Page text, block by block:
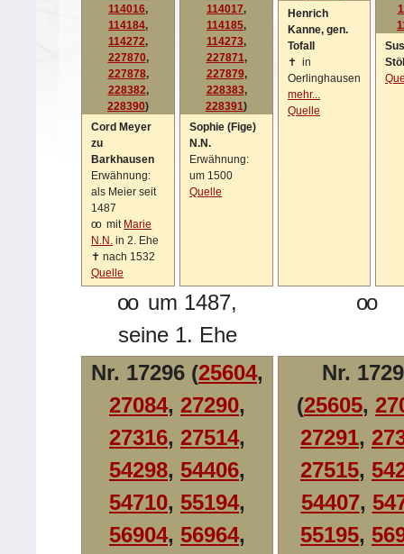
114016,
114184,
114272,
227870,
227878,
228382,
228390)
Cord Meyer
zu
Barkhausen
Erwähnung:
als Meier seit
1487
oo mit Marie
N.N. in 2. Ehe
✝ nach 1532
Quelle
114017,
114185,
114273,
227871,
227879,
228383,
228391)
Sophie (Fige)
N.N.
Erwähnung:
um 1500
Quelle
Henrich
Kanne, gen.
Tofall
✝ in
Oerlinghausen
mehr...
Quelle
oo um 1487,
seine 1. Ehe
oo
Nr. 17296 (25604,
27084, 27290,
27316, 27514,
54298, 54406,
54710, 55194,
56904, 56964,
Nr.
(25605,
27291,
27515,
54407,
55195,